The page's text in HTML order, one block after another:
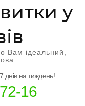
у
Вам ідеальний,
днів на тиждень!
16